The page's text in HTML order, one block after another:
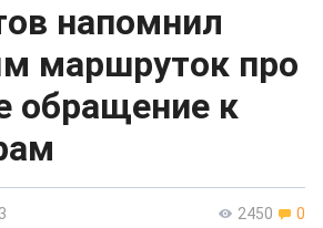
напомнил
маршруток про
обращение к
2450 0